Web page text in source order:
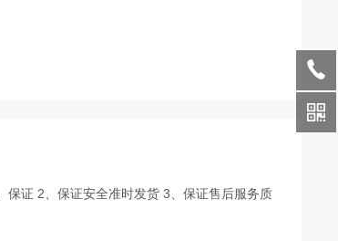
保证 2、保证安全准时发货 3、保证售后服务质